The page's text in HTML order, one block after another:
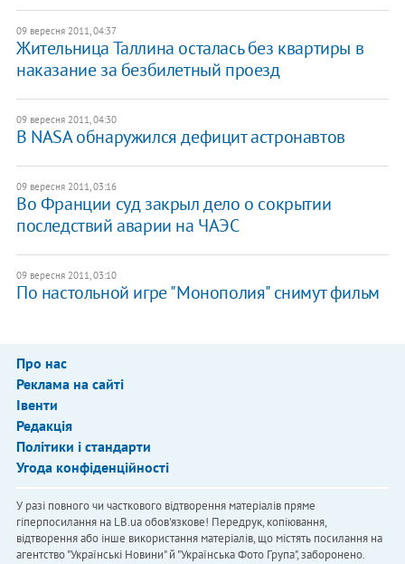
09 вересня 2011, 04:37
Жительница Таллина осталась без квартиры в
наказание за безбилетный проезд
09 вересня 2011, 04:30
В NASA обнаружился дефицит астронавтов
09 вересня 2011, 03:16
Во Франции суд закрыл дело о сокрытии
последствий аварии на ЧАЭС
09 вересня 2011, 03:10
По настольной игре "Монополия" снимут фильм
Про нас
Реклама на сайті
Івенти
Редакція
Політики і стандарти
Угода конфіденційності
У разі повного чи часткового відтворення матеріалів пряме
гіперпосилання на LB.ua обов'язкове! Передрук, копіювання,
відтворення або інше використання матеріалів, що містять посилання на
агентство "Українськi Новини" й "Українська Фото Група", заборонено.